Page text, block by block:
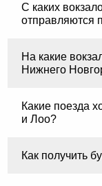
С каких
отправляются
На какие
Нижнего
Какие поезда
и Лоо?
Как получить